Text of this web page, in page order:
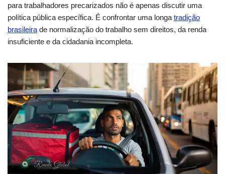
para trabalhadores precarizados não é apenas discutir uma
política pública específica. É confrontar uma longa tradição
brasileira de normalização do trabalho sem direitos, da renda
insuficiente e da cidadania incompleta.